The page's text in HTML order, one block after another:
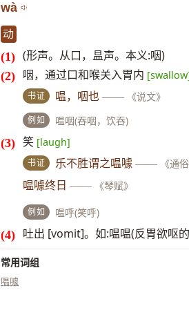
wà
动
(形声。从口，昷声。本义:咽)
咽，通过口和喉关入胃内
书证 嗢，咽也 —— 《说文》
例如 嗢咽(吞咽，饮吞)
笑 [laugh]
书证 乐不胜谓之嗢噱 —— 《通
嗢噱终日 —— 《琴赋》
例如 嗢呼(笑呼)
吐出 [vomit]。如:嗢嗢(反胃欲呕
常用词组
嗢噱